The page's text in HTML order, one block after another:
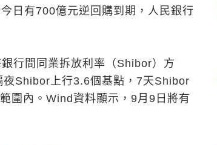
日有700億元逆回購到期，人民銀行
行間同業拆放利率（Shibor）方
Shibor上行3.6個基點，7天Shibor
圍內。Wind資料顯示，9月9日將有